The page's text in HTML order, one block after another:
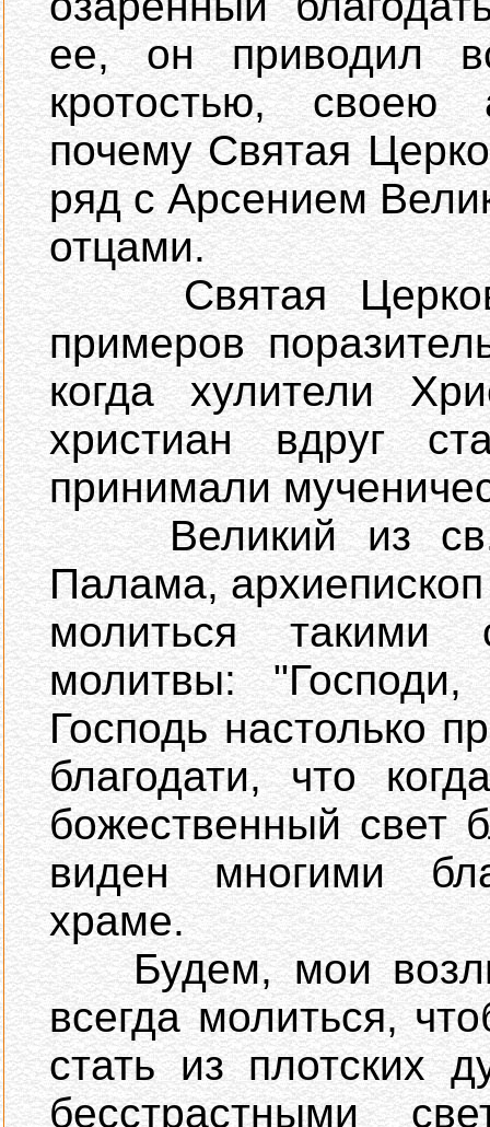
ее, он приводил
кротостью, своею
почему Святая
ряд с Арсением
отцами.
Святая Церковь
примеров
когда хулители
христиан вдруг
принимали
Великий из св.
Палама,
молиться такими
молитвы:
Господь настолько
благодати, что
божественный свет
виден многими
храме.
Будем, мои
всегда молиться,
стать из плотских
бесстрастными